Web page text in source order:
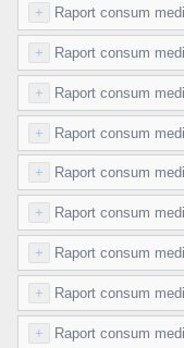
+ Raport consum
+ Raport consum
+ Raport consum
+ Raport consum
+ Raport consum
+ Raport consum
+ Raport consum
+ Raport consum
+ Raport consum